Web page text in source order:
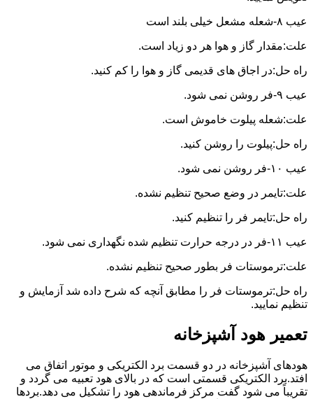
عیب ۸-شعله مشعل خیلی بلند است
علت:مقدار گاز و هوا هر دو زیاد است.
راه حل:در اجاق های قدیمی گاز و هوا را کم کنید.
عیب ۹-فر روشن نمی شود.
علت:شعله پیلوت خاموش است.
راه حل:پیلوت را روشن کنید.
عیب ۱۰-فر روشن نمی شود.
علت:تایمر در وضع صحیح تنظیم نشده.
راه حل:تایمر فر را تنظیم کنید.
عیب ۱۱-فر در درجه حرارت تنظیم شده نگهداری نمی شود.
علت:ترموستات فر بطور صحیح تنظیم نشده.
راه حل:ترموستات فر را مطابق آنچه که شرح داده شد آزمایش و
تنظیم نمایید.
تعمیر هود آشپزخانه
هودهای آشپزخانه در دو قسمت برد الکتریکی و موتور اتفاق می
افتد.برد الکتریکی قسمتی است که در بالای هود تعبیه می گردد و
تقریباً می شود گفت مرکز فرماندهی هود را تشکیل می دهد.بردها